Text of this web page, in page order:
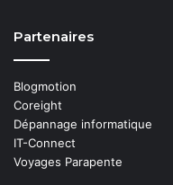
Partenaires
Blogmotion
Coreight
Dépannage informatique
IT-Connect
Voyages Parapente